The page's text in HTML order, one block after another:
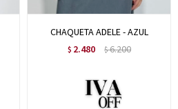
CHAQUETA ADELE - AZUL
$ 2.480 $6.200